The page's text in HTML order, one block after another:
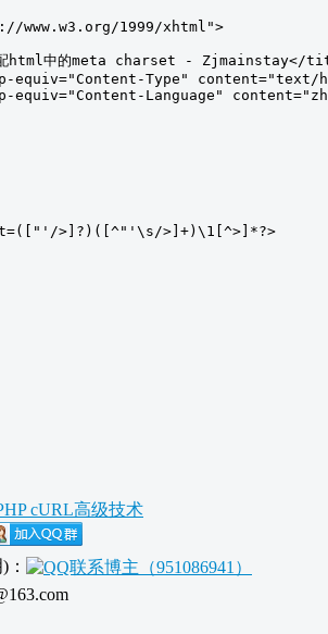
www.w3.org/1999/xhtml">
>]?)([^"'\s/>]+)\1[^>]*?>